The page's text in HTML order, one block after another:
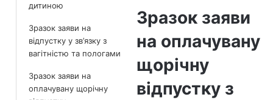
дитиною
Зразок заяви на
відпустку у зв’язку з
вагітністю та пологами
Зразок заяви на
оплачувану щорічну
Зразок заяви
на оплачувану
щорічну
відпустку з